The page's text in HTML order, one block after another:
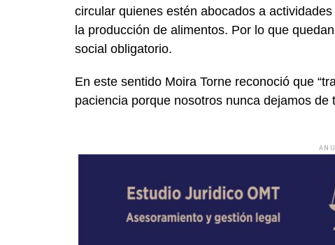
circular quienes estén abocados a
la producción de alimentos. Por lo que
social obligatorio.
En este sentido Moira Torne reconoció que
paciencia porque nosotros nunca dejamos de